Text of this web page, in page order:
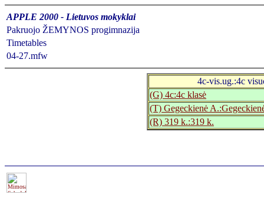
APPLE 2000 - Lietuvos mokyklai
Pakruojo ŽEMYNOS progimnazija
Timetables
04-27.mfw
4c-vis.ug.:4c
(G) 4c:4c klasė
(T) Gegeckienė
(R) 319 k.:319 k.